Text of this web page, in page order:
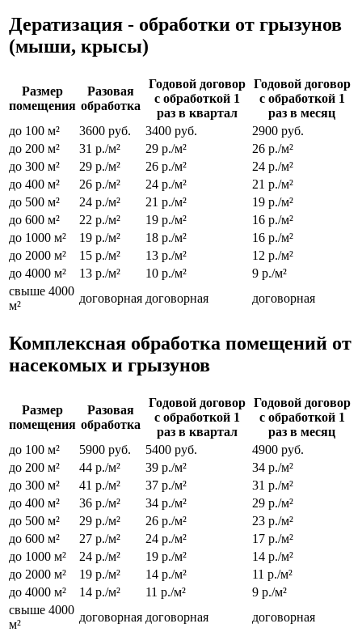
Дератизация - обработки от грызунов
(мыши, крысы)
Размер
помещения
Разовая
обработка
Годовой договор
с обработкой 1
раз в квартал
Годовой договор
с обработкой 1
раз в месяц
до 100 м²
3600 руб. 3400 руб.
2900 руб.
до 200 м²
31 р./м² 29 р./м²
26 р./м²
до 300 м²
29 р./м² 26 р./м²
24 р./м²
до 400 м²
26 р./м² 24 р./м²
21 р./м²
до 500 м²
24 р./м² 21 р./м²
19 р./м²
до 600 м²
22 р./м² 19 р./м²
16 р./м²
до 1000 м²
19 р./м² 18 р./м²
16 р./м²
до 2000 м²
15 р./м² 13 р./м²
12 р./м²
до 4000 м²
13 р./м² 10 р./м²
9 р./м²
свыше 4000
м²
договорная договорная договорная
Комплексная обработка помещений от
насекомых и грызунов
Размер
помещения
Разовая
обработка
Годовой договор
с обработкой 1
раз в квартал
Годовой договор
с обработкой 1
раз в месяц
до 100 м²
5900 руб. 5400 руб.
4900 руб.
до 200 м²
44 р./м² 39 р./м²
34 р./м²
до 300 м²
41 р./м² 37 р./м²
31 р./м²
до 400 м²
36 р./м² 34 р./м²
29 р./м²
до 500 м²
29 р./м² 26 р./м²
23 р./м²
до 600 м²
27 р./м² 24 р./м²
17 р./м²
до 1000 м²
24 р./м² 19 р./м²
14 р./м²
до 2000 м²
19 р./м² 14 р./м²
11 р./м²
до 4000 м²
14 р./м² 11 р./м²
9 р./м²
свыше 4000
м²
договорная договорная договорная